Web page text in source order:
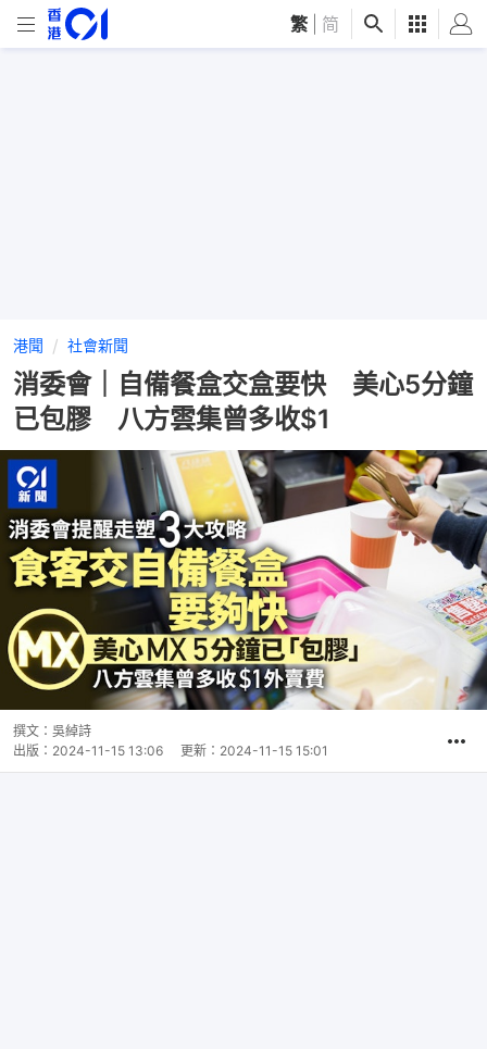
繁 简
港聞 社會新聞
消委會｜自備餐盒交盒要快 美心5分鐘
已包膠 八方雲集曾多收$1
撰文： 吳綽詩
出版： 2024-11-15 13:06 更新： 2024-11-15 15:01